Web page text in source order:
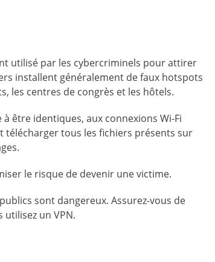
utilisé par les cybercriminels pour attirer
installent généralement de faux hotspots
les centres de congrès et les hôtels.
être identiques, aux connexions Wi-Fi
télécharger tous les fichiers présents sur
le risque de devenir une victime.
sont dangereux. Assurez-vous de
un VPN.